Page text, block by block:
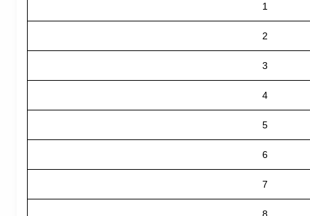
1
2
3
4
5
6
7